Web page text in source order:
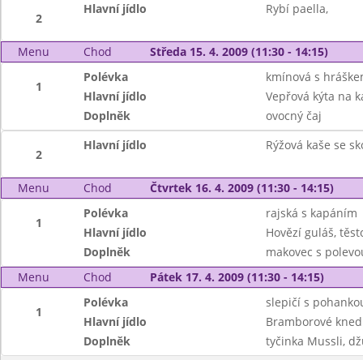
2
Hlavní jídlo Rybí paella,
Menu Chod Středa 15. 4. 2009 (11:30 - 14:15)
1
Polévka
kmínová s
Hlavní jídlo
Vepřová kýta na
Doplněk
ovocný čaj
2
Hlavní jídlo Rýžová kaše se
Menu Chod Čtvrtek 16. 4. 2009 (11:30 - 14:15)
1
Polévka
rajská s kapáním
Hlavní jídlo
Hovězí guláš,
Doplněk
makovec s
Menu
Chod Pátek 17. 4. 2009 (11:30 - 14:15)
1
Polévka
slepičí s
Hlavní jídlo
Bramborové
Doplněk
tyčinka Mussli,